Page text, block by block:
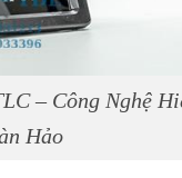
– Công Nghệ
Hảo